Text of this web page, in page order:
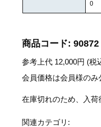
0
商品コード: 90872
参考上代 12,000円 (税
会員価格は会員様のみ
在庫切れのため、入荷
関連カテゴリ: